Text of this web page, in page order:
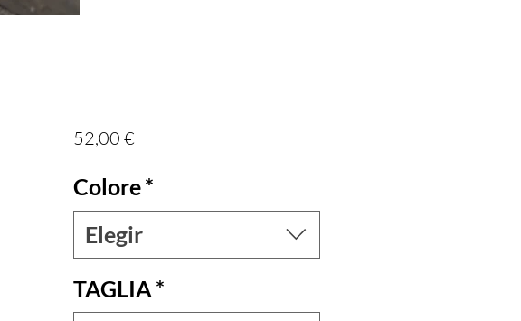
52,00 €Precio
Colore*
Elegir
TAGLIA *